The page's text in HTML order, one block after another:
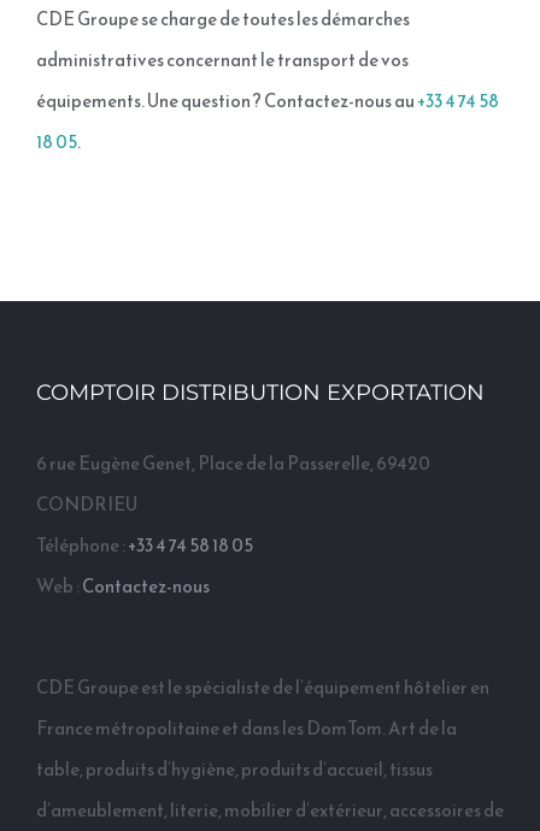
CDE Groupe se charge de toutes les démarches
administratives concernant le transport de vos
équipements. Une question ? Contactez-nous au+33 4 74 58
18 05.
COMPTOIR DISTRIBUTION EXPORTATION
6 rue Eugène Genet, Place de la Passerelle, 69420
CONDRIEU
Téléphone :+33 4 74 58 18 05
Web :Contactez-nous
CDE Groupe est le spécialiste de l’équipement hôtelier en
France métropolitaine et dans les DomTom. Art de la
table, produits d’hygiène, produits d’accueil, tissus
d’ameublement, literie, mobilier d’extérieur, accessoires de